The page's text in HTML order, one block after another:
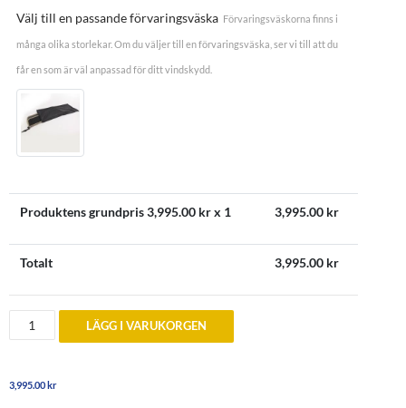
Välj till en passande förvaringsväska Förvaringsväskorna finns i
många olika storlekar. Om du väljer till en förvaringsväska, ser vi till att du
får en som är väl anpassad för ditt vindskydd.
Produktens grundpris3,995.00 kr x 1 3,995.00 kr
Totalt 3,995.00 kr
Vindskydd
Ford
Mustang
och
LÄGG I VARUKORGEN
3,995.00kr